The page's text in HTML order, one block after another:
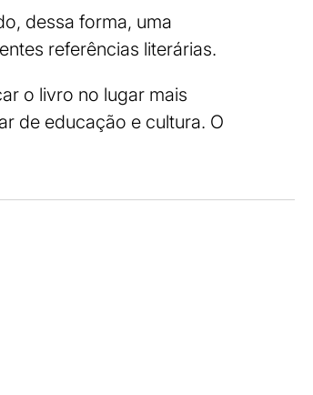
dessa forma, uma
referências literárias.
o livro no lugar mais
de educação e cultura. O